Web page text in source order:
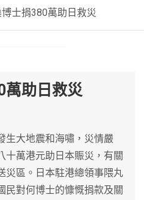
士捐380萬助日救災
萬助日救災
生大地震和海嘯，災情嚴
十萬港元助日本賑災，有關
災區。日本駐港總領事隈丸
民對何博士的慷慨捐款及關